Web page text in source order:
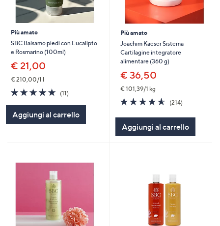
Più amato
SBC Balsamo piedi con Eucalipto
e Rosmarino (100ml)
€ 21,00
€ 210,00/1 l
4.8
of
5
Stars
(11)
Aggiungi al carrello
Più amato
Joachim Kaeser Sistema
Cartilagine integratore
alimentare (360 g)
€ 36,50
€ 101,39/1 kg
4.6
of
5
Stars
(214)
Aggiungi al carrello